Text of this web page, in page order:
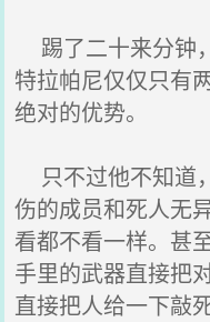
踢了二十来分钟
特拉帕尼仅仅只有
绝对的优势。
只不过他不知道
伤的成员和死人无
看都不看一样。甚
手里的武器直接把
直接把人给一下敲